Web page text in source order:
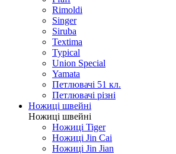
Rimoldi
Singer
Siruba
Textima
Typical
Union Special
Yamata
Петлювачі 51 кл.
Петлювачі різні
Ножиці швейні
Ножиці швейні
Ножиці Tiger
Ножиці Jin Cai
Ножиці Jin Jian